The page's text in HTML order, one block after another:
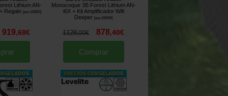
Lithium AN-
Regalo [esc16850]
919,68€
Monocoque 3B Forest Lithium AN-
i6X + Kit Amplificador Wifi
Deeper [esc16849]
1128,00€ 878,40€
Comprar